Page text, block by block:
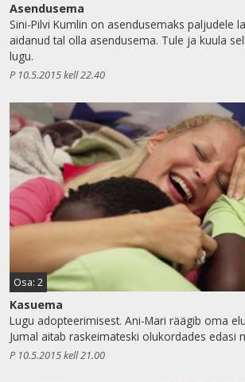
Asendusema
Sini-Pilvi Kumlin on asendusemaks paljudele
aidanud tal olla asendusema. Tule ja kuula
lugu.
P 10.5.2015 kell 22.40
Osa: 2
Kasuema
Lugu adopteerimisest. Ani-Mari räägib oma
Jumal aitab raskeimateski olukordades edasi
P 10.5.2015 kell 21.00